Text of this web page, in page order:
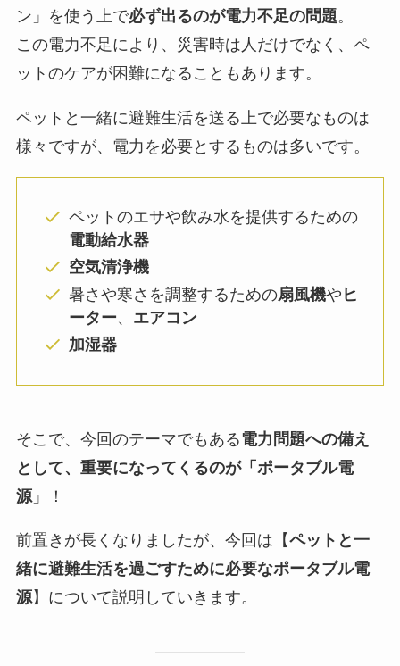
ン」を使う上で必ず出るのが電力不足の問題。
この電力不足により、災害時は人だけでなく、ペ
ットのケアが困難になることもあります。
ペットと一緒に避難生活を送る上で必要なものは
様々ですが、電力を必要とするものは多いです。
ペットのエサや飲み水を提供するための
電動給水器
空気清浄機
暑さや寒さを調整するための扇風機や ヒ
ーター、 エアコン
加湿器
そこで、今回のテーマでもある電力問題への備え
として、重要になってくるのが「ポータブル電
源」！
前置きが長くなりましたが、今回は 【ペットと一
緒に避難生活を過ごすために必要なポータブル電
源】 について説明していきます。